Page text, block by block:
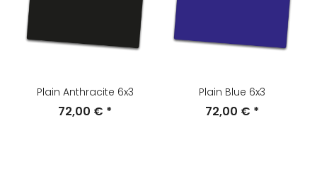
Plain Anthracite 6x3
72,00 € *
Plain Blue 6x3
72,00 € *